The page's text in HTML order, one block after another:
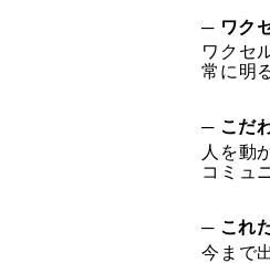
─ ワク
ワクセ
常に明
─ こだ
人を動
コミュ
─ これ
今まで